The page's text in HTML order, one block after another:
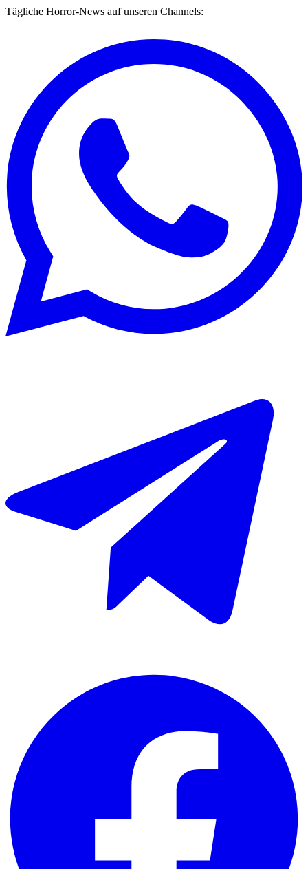
Tägliche Horror-News auf unseren Channels: